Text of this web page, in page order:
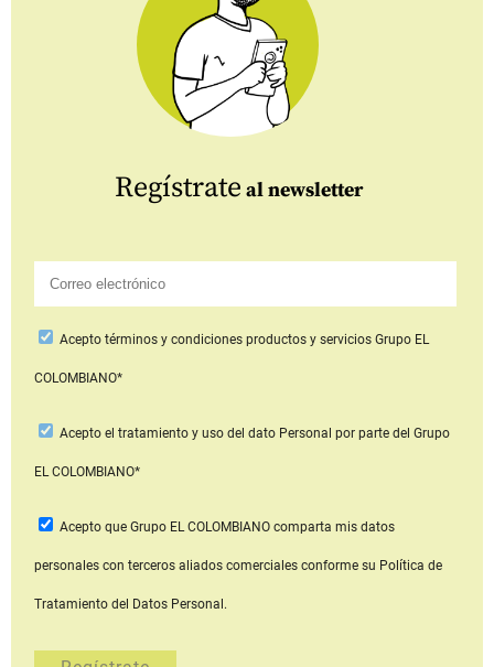
Regístrate al newsletter
Aceptotérminos y condiciones productos y serviciosGrupo EL
COLOMBIANO*
Acepto el tratamiento y uso del dato Personal por parte del Grupo
EL COLOMBIANO*
Acepto que Grupo EL COLOMBIANOcomparta mis datos
personales con terceros aliados comerciales conforme su Política de
Tratamiento del Datos Personal.